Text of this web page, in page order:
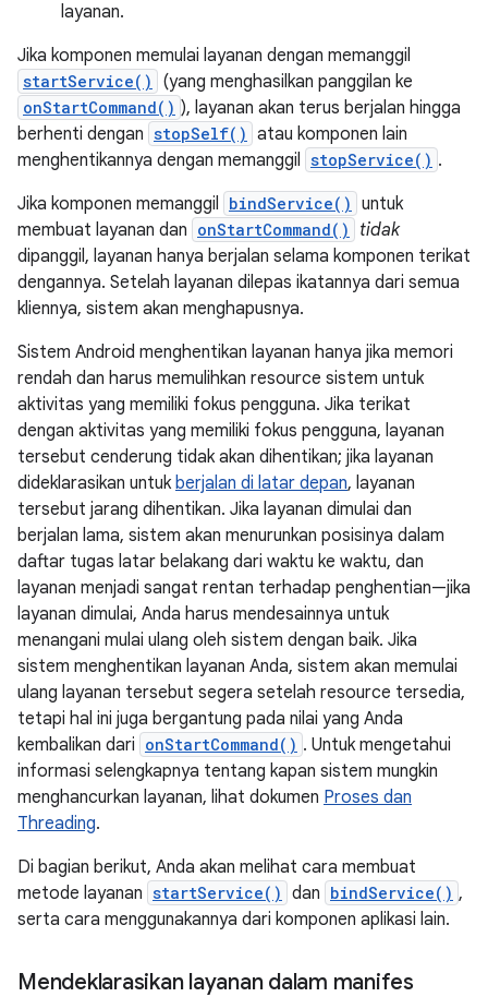
layanan.
Jika komponen memulai layanan dengan memanggil
startService() (yang menghasilkan panggilan ke
onStartCommand() ), layanan akan terus berjalan hingga
berhenti dengan stopSelf() atau komponen lain
menghentikannya dengan memanggil stopService() .
Jika komponen memanggil bindService() untuk
membuat layanan dan onStartCommand()
tidak
dipanggil, layanan hanya berjalan selama komponen terikat
dengannya. Setelah layanan dilepas ikatannya dari semua
kliennya, sistem akan menghapusnya.
Sistem Android menghentikan layanan hanya jika memori
rendah dan harus memulihkan resource sistem untuk
aktivitas yang memiliki fokus pengguna. Jika terikat
dengan aktivitas yang memiliki fokus pengguna, layanan
tersebut cenderung tidak akan dihentikan; jika layanan
dideklarasikan untuk berjalan di latar depan, layanan
tersebut jarang dihentikan. Jika layanan dimulai dan
berjalan lama, sistem akan menurunkan posisinya dalam
daftar tugas latar belakang dari waktu ke waktu, dan
layanan menjadi sangat rentan terhadap penghentian—jika
layanan dimulai, Anda harus mendesainnya untuk
menangani mulai ulang oleh sistem dengan baik. Jika
sistem menghentikan layanan Anda, sistem akan memulai
ulang layanan tersebut segera setelah resource tersedia,
tetapi hal ini juga bergantung pada nilai yang Anda
kembalikan dari onStartCommand() . Untuk mengetahui
informasi selengkapnya tentang kapan sistem mungkin
menghancurkan layanan, lihat dokumen Proses dan
Threading.
Di bagian berikut, Anda akan melihat cara membuat
metode layanan startService() dan bindService() ,
serta cara menggunakannya dari komponen aplikasi lain.
Mendeklarasikan layanan dalam manifes